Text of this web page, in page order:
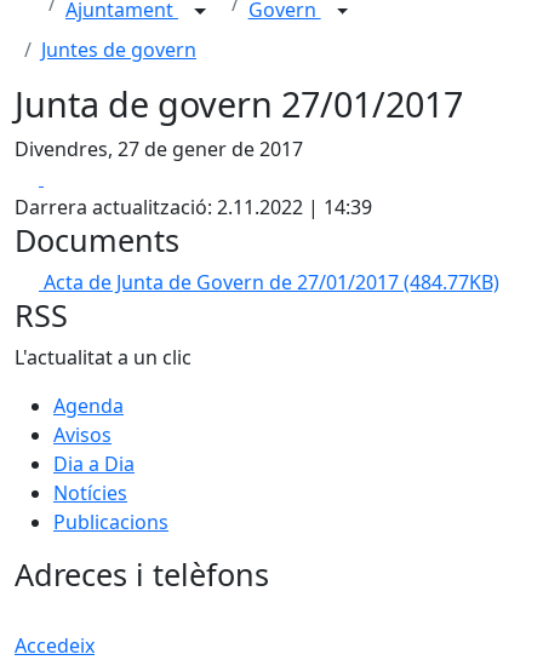
Ajuntament
Govern
Juntes de govern
Junta de govern 27/01/2017
Divendres, 27 de gener de 2017
Darrera actualització: 2.11.2022 | 14:39
Documents
Acta de Junta de Govern de 27/01/2017(484.77KB)
RSS
L'actualitat a un clic
Agenda
Avisos
Dia a Dia
Notícies
Publicacions
Adreces i telèfons
Accedeix